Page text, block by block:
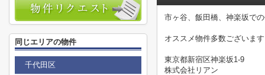
市ヶ谷、飯田橋、神楽坂で
オススメ物件多数ございま
東京都新宿区神楽坂1-9
株式会社リアン
同じエリアの物件
千代田区